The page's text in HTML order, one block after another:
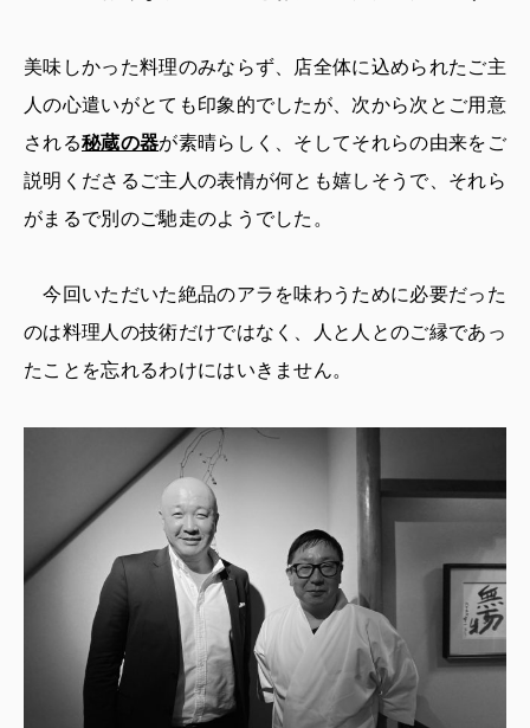
美味しかった料理のみならず、店全体に込められたご主
人の心遣いがとても印象的でしたが、次から次とご用意
される秘蔵の器が素晴らしく、そしてそれらの由来をご
説明くださるご主人の表情が何とも嬉しそうで、それら
がまるで別のご馳走のようでした。
今回いただいた絶品のアラを味わうために必要だった
のは料理人の技術だけではなく、人と人とのご縁であっ
たことを忘れるわけにはいきません。